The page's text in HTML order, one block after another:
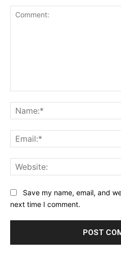
Save my name, email, and
next time I comment.